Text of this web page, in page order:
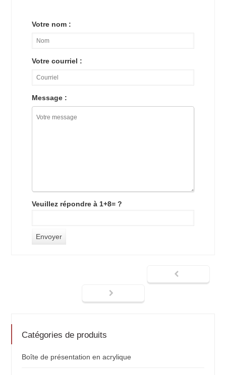
Votre nom :
Votre courriel :
Message :
Veuillez répondre à 1+8= ?
Catégories de produits
Boîte de présentation en acrylique